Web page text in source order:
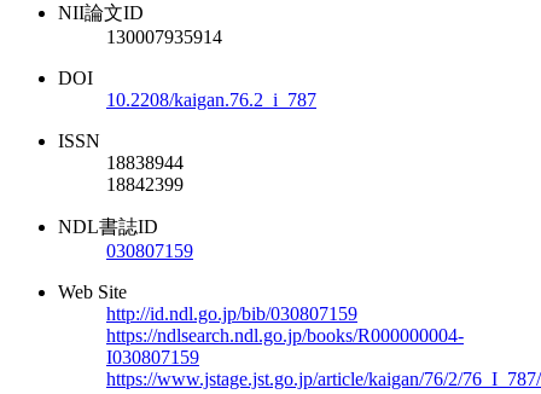
NII論文ID
130007935914
DOI
10.2208/kaigan.76.2_i_787
ISSN
18838944
18842399
NDL書誌ID
030807159
Web Site
http://id.ndl.go.jp/bib/030807159
https://ndlsearch.ndl.go.jp/books/R000000004-
I030807159
https://www.jstage.jst.go.jp/article/kaigan/76/2/